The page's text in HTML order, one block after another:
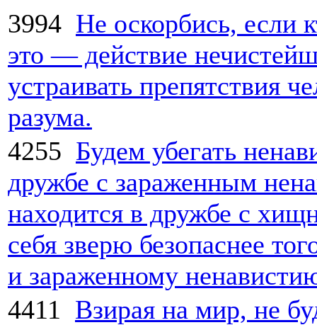
3994 Не оскорбись, если
это — действие
устраивать препятствия
разума.
4255 Будем убегать
дружбе с зараженным
находится в дружбе с
себя зверю безопаснее
и зараженному
4411 Взирая на мир, не